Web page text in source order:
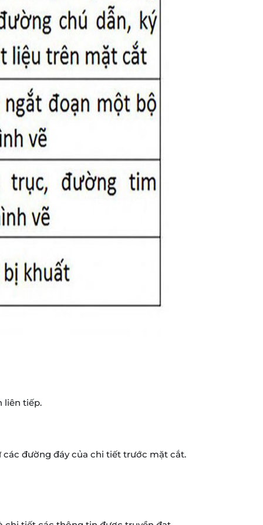
liên tiếp.
đường đáy của chi tiết trước mặt cắt.